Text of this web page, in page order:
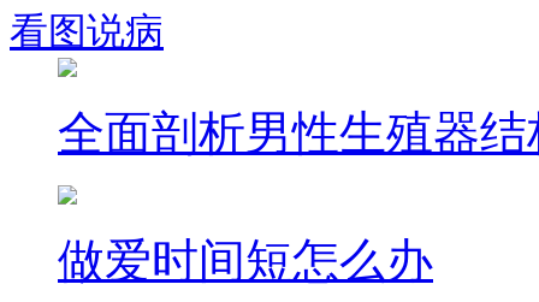
看图说病
全面剖析男性生殖器结
做爱时间短怎么办